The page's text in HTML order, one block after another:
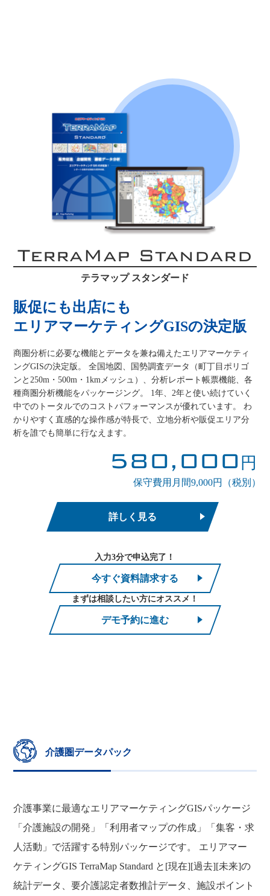
TerraMap Standard
テラマップ スタンダード
販促にも出店にも
エリアマーケティングGISの決定版
商圏分析に必要な機能とデータを兼ね備えたエリアマーケティ
ングGISの決定版。 全国地図、国勢調査データ（町丁目ポリゴ
ンと250m・500m・1kmメッシュ）、分析レポート帳票機能、各
種商圏分析機能をパッケージング。 1年、2年と使い続けていく
中でのトータルでのコストパフォーマンスが優れています。 わ
かりやすく直感的な操作感が特長で、立地分析や販促エリア分
析を誰でも簡単に行なえます。
580,000 円
保守費用月間9,000円（税別）
詳しく見る
入力3分で申込完了！
今すぐ資料請求する
まずは相談したい方にオススメ！
デモ予約に進む
介護圏データパック
介護事業に最適なエリアマーケティングGISパッケージ
「介護施設の開発」「利用者マップの作成」「集客・求
人活動」で活躍する特別パッケージです。 エリアマー
ケティングGIS TerraMap Standard と[現在][過去][未来]の
統計データ、要介護認定者数推計データ、施設ポイント